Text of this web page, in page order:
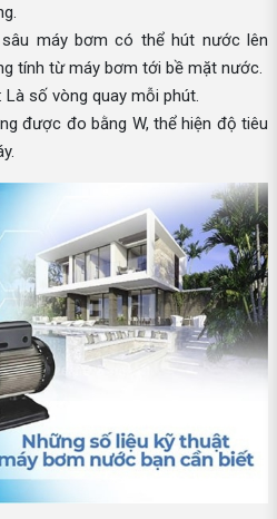
máy bơm có thể hút nước lên
tính từ máy bơm tới bề mặt nước.
: Là số vòng quay mỗi phút.
được đo bằng W, thể hiện độ tiêu